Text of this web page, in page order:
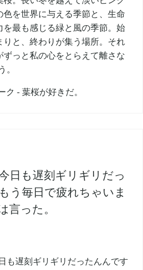
色を世界に与える季節と、生命
を最も感じる緑と風の季節。始
りと、終わりが集う場所。それ
ずっと私の心をとらえて離さな
。
日も遅刻ギリギリだっ
う毎日で疲れちゃいま
言った。
も遅刻ギリギリだったんんです